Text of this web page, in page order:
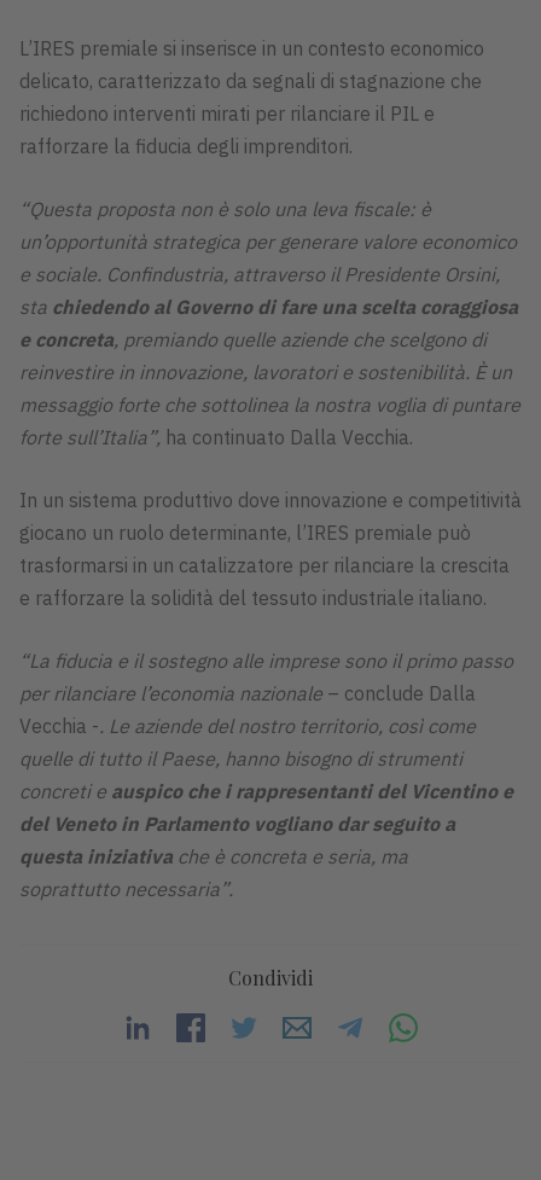
L’IRES premiale si inserisce in un contesto economico
delicato, caratterizzato da segnali di stagnazione che
richiedono interventi mirati per rilanciare il PIL e
rafforzare la fiducia degli imprenditori.
“Questa proposta non è solo una leva fiscale: è
un’opportunità strategica per generare valore economico
e sociale. Confindustria, attraverso il Presidente Orsini,
sta chiedendo al Governo di fare una scelta coraggiosa
e concreta, premiando quelle aziende che scelgono di
reinvestire in innovazione, lavoratori e sostenibilità. È un
messaggio forte che sottolinea la nostra voglia di puntare
forte sull’Italia”, ha continuato Dalla Vecchia.
In un sistema produttivo dove innovazione e competitività
giocano un ruolo determinante, l’IRES premiale può
trasformarsi in un catalizzatore per rilanciare la crescita
e rafforzare la solidità del tessuto industriale italiano.
“La fiducia e il sostegno alle imprese sono il primo passo
per rilanciare l’economia nazionale – conclude Dalla
Vecchia -. Le aziende del nostro territorio, così come
quelle di tutto il Paese, hanno bisogno di strumenti
concreti e auspico che i rappresentanti del Vicentino e
del Veneto in Parlamento vogliano dar seguito a
questa iniziativa che è concreta e seria, ma
soprattutto necessaria”.
Condividi